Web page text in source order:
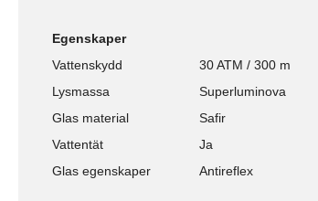
Egenskaper
Vattenskydd
30 ATM / 300 m
Lysmassa
Superluminova
Glas material
Safir
Vattentät
Ja
Glas egenskaper
Antireflex